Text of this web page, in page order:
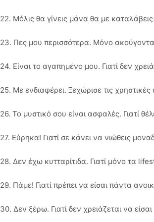
22. Μόλις θα γίνεις μάνα θα με
23. Πες μου περισσότερα. Μόνο
24. Είναι το αγαπημένο μου. Γιατί δεν
25. Με ενδιαφέρει. Ξεχώρισε τις
26. Το μυστικό σου είναι ασφαλές. Γιατί
27. Εύρηκα! Γιατί σε κάνει να νιώθεις
28. Δεν έχω κυτταρίτιδα. Γιατί μόνο τα
29. Πάμε! Γιατί πρέπει να είσαι πάντα
30. Δεν ξέρω. Γιατί δεν χρειάζεται να